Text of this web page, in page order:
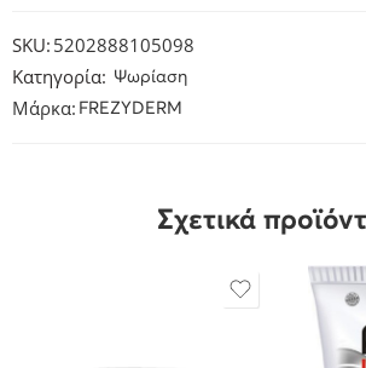
SKU: 5202888105098
Κατηγορία: Ψωρίαση
Μάρκα: FREZYDERM
Σχετικά